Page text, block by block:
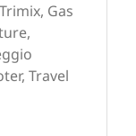
Gas
Travel